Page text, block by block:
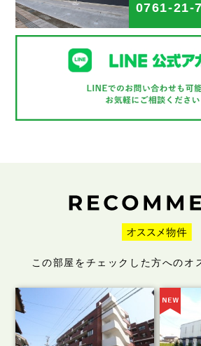
0761-21-
この部屋をチェックした方へのオ